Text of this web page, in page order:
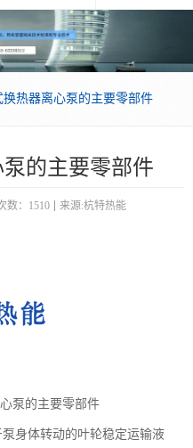
换热器离心泵的主要零部件
的主要零部件
数：1510 来源:杭特热能
泵的主要零部件
身体转动的叶轮稳定运输液